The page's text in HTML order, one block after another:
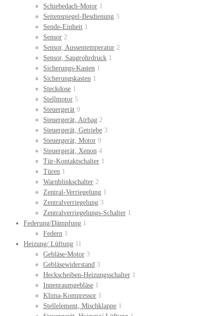
Schiebedach-Motor 1
Seitenspiegel-Besdienung 3
Sende-Einheit 1
Sensor 2
Sensor, Aussentemperatur 2
Sensor, Saugrohrdruck 1
Sicherungs-Kasten 1
Sicherungskasten 1
Steckdose 1
Stellmotor 5
Steuergerät 9
Steuergerät, Airbag 2
Steuergerät, Getriebe 3
Steuergerät, Motor 9
Steuergerät, Xenon 4
Tür-Kontaktschalter 1
Türen 1
Warnblinkschalter 2
Zentral-Verriegelung 1
Zentralverriegelung 3
Zentralverriegelungs-Schalter 1
Federung/Dämpfung 1
Federn 1
Heizung/ Lüftung 11
Gebläse-Motor 3
Gebläsewiderstand 3
Heckscheiben-Heizungsschalter 1
Innenraumgebläse 1
Klima-Kompressor 1
Stellelement, Mischklappe 1